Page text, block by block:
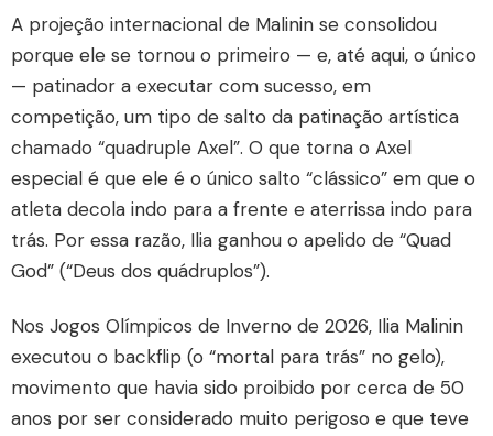
A projeção internacional de Malinin se consolidou
porque ele se tornou o primeiro — e, até aqui, o único
— patinador a executar com sucesso, em
competição, um tipo de salto da patinação artística
chamado “quadruple Axel”. O que torna o Axel
especial é que ele é o único salto “clássico” em que o
atleta decola indo para a frente e aterrissa indo para
trás. Por essa razão, Ilia ganhou o apelido de “Quad
God” (“Deus dos quádruplos”).
Nos Jogos Olímpicos de Inverno de 2026, Ilia Malinin
executou o backflip (o “mortal para trás” no gelo),
movimento que havia sido proibido por cerca de 50
anos por ser considerado muito perigoso e que teve